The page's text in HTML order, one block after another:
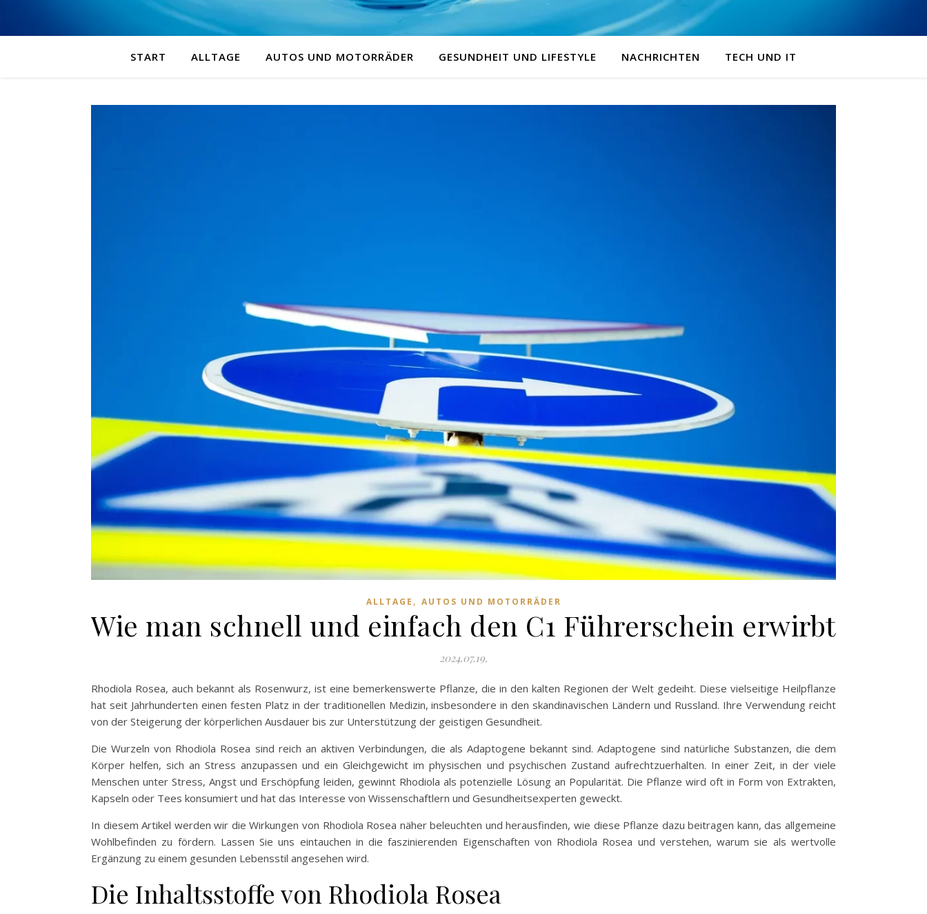
START ALLTAGE AUTOS UND MOTORRÄDER GESUNDHEIT UND LIFESTYLE NACHRICHTEN TECH UND IT
ALLTAGE , AUTOS UND MOTORRÄDER
Wie man schnell und einfach den C1 Führerschein erwirbt
2024.07.19.
Rhodiola Rosea, auch bekannt als Rosenwurz, ist eine bemerkenswerte Pflanze, die in den kalten Regionen der Welt gedeiht. Diese vielseitige Heilpflanze
hat seit Jahrhunderten einen festen Platz in der traditionellen Medizin, insbesondere in den skandinavischen Ländern und Russland. Ihre Verwendung reicht
von der Steigerung der körperlichen Ausdauer bis zur Unterstützung der geistigen Gesundheit.
Die Wurzeln von Rhodiola Rosea sind reich an aktiven Verbindungen, die als Adaptogene bekannt sind. Adaptogene sind natürliche Substanzen, die dem
Körper helfen, sich an Stress anzupassen und ein Gleichgewicht im physischen und psychischen Zustand aufrechtzuerhalten. In einer Zeit, in der viele
Menschen unter Stress, Angst und Erschöpfung leiden, gewinnt Rhodiola als potenzielle Lösung an Popularität. Die Pflanze wird oft in Form von Extrakten,
Kapseln oder Tees konsumiert und hat das Interesse von Wissenschaftlern und Gesundheitsexperten geweckt.
In diesem Artikel werden wir die Wirkungen von Rhodiola Rosea näher beleuchten und herausfinden, wie diese Pflanze dazu beitragen kann, das allgemeine
Wohlbefinden zu fördern. Lassen Sie uns eintauchen in die faszinierenden Eigenschaften von Rhodiola Rosea und verstehen, warum sie als wertvolle
Ergänzung zu einem gesunden Lebensstil angesehen wird.
Die Inhaltsstoffe von Rhodiola Rosea